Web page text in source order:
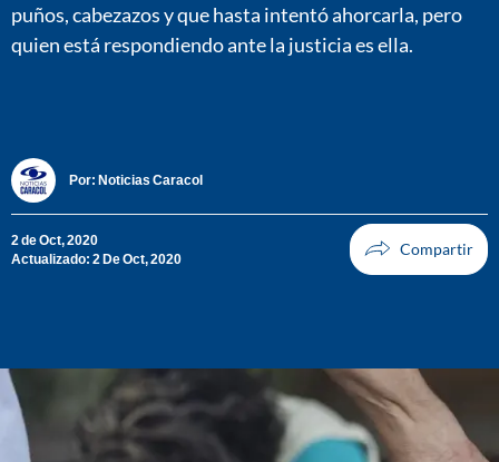
puños, cabezazos y que hasta intentó ahorcarla, pero
quien está respondiendo ante la justicia es ella.
Por: Noticias Caracol
2 de Oct, 2020
Actualizado: 2 De Oct, 2020